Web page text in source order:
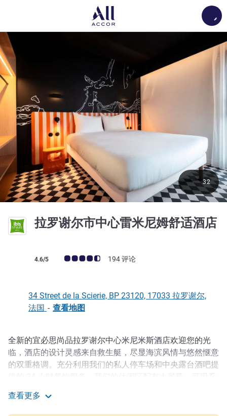
拉罗谢尔市中心雷米尼姆舒适酒店
客户意见评级 (ALL 评级)
4.6/5 194 评论
32
34 Street de la Scierie, BP 23120, 17033 拉罗谢尔,
法国 - 查看地图
描述
全新的宜必思尚品拉罗谢尔中心米尼米斯酒店欢迎您的光
临，酒店的设计灵感来自救生艇，尽显海滨风情与悠然惬意
的双重格调。充分利用我们的私人停车场和中央露台酒吧提
查看更多